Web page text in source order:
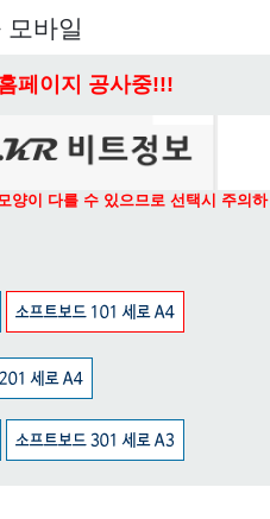
모바일
페이지 공사중!!!
이 다를 수 있으므로 선택시 주의하